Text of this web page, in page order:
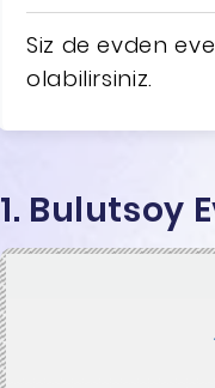
Siz de evden
olabilirsiniz.
1. Bulutsoy